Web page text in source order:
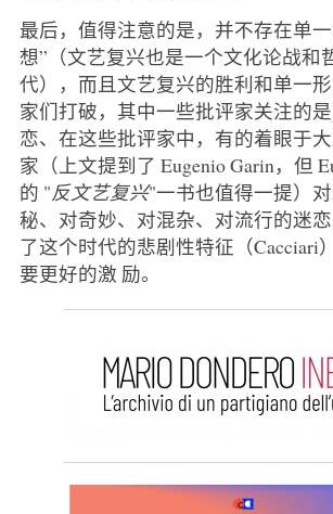
最后，值得注意的是，并不存在单
想”（文艺复兴也是一个文化论战和
代），而且文艺复兴的胜利和单一
家们打破，其中一些批评家关注的
恋、在这些批评家中，有的着眼于
家（上文提到了 Eugenio Garin，但
的 "反文艺复兴"一书也值得一提）
秘、对奇妙、对混杂、对流行的迷
了这个时代的悲剧性特征（Cacciari
要更好的激 励。